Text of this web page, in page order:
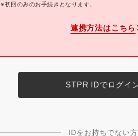
※初回のみのお手続きとなります。
連携方法はこちら
IDをお持ちでない方